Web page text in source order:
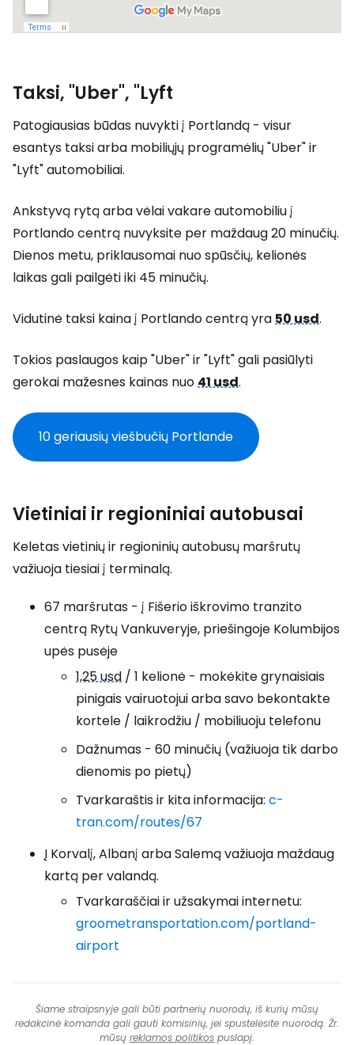
Taksi, "Uber", "Lyft
Patogiausias būdas nuvykti į Portlandą - visur
esantys taksi arba mobiliųjų programėlių "Uber" ir
"Lyft" automobiliai.
Ankstyvą rytą arba vėlai vakare automobiliu į
Portlando centrą nuvyksite per maždaug 20 minučių.
Dienos metu, priklausomai nuo spūsčių, kelionės
laikas gali pailgėti iki 45 minučių.
Vidutinė taksi kaina į Portlando centrą yra50 usd.
Tokios paslaugos kaip "Uber" ir "Lyft" gali pasiūlyti
gerokai mažesnes kainas nuo41 usd.
10 geriausių viešbučių Portlande
Vietiniai ir regioniniai autobusai
Keletas vietinių ir regioninių autobusų maršrutų
važiuoja tiesiai į terminalą.
67 maršrutas - į Fišerio iškrovimo tranzito
centrą Rytų Vankuveryje, priešingoje Kolumbijos
upės pusėje
1,25 usd / 1 kelionė - mokėkite grynaisiais
pinigais vairuotojui arba savo bekontakte
kortele / laikrodžiu / mobiliuoju telefonu
Dažnumas - 60 minučių (važiuoja tik darbo
dienomis po pietų)
Tvarkaraštis ir kita informacija: c-
tran.com/routes/67
Į Korvalį, Albanį arba Salemą važiuoja maždaug
kartą per valandą.
Tvarkaraščiai ir užsakymai internetu:
groometransportation.com/portland-
airport
Šiame straipsnyje gali būti partnerių nuorodų, iš kurių mūsų
redakcinė komanda gali gauti komisinių, jei spustelėsite nuorodą. Žr.
mūsų reklamos politikos puslapį.